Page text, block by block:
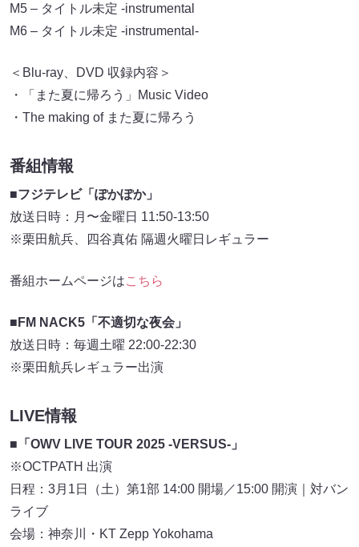
M5 – タイトル未定 -instrumental
M6 – タイトル未定 -instrumental-
＜Blu-ray、DVD 収録内容＞
・「また夏に帰ろう」Music Video
・The making of また夏に帰ろう
番組情報
■フジテレビ「ぽかぽか」
放送日時：月〜金曜日 11:50-13:50
※栗田航兵、四谷真佑 隔週火曜日レギュラー
番組ホームページはこちら
■FM NACK5「不適切な夜会」
放送日時：毎週土曜 22:00-22:30
※栗田航兵レギュラー出演
LIVE情報
■「OWV LIVE TOUR 2025 -VERSUS-」
※OCTPATH 出演
日程：3月1日（土）第1部 14:00 開場／15:00 開演｜対バン
ライブ
会場：神奈川・KT Zepp Yokohama